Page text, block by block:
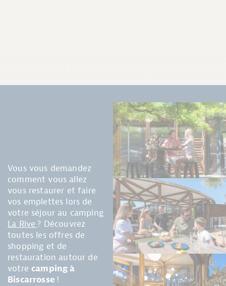
Vous vous demandez
comment vous allez
vous restaurer et faire
vos emplettes lors de
votre séjour au camping
La Rive ? Découvrez
toutes les offres de
shopping et de
restauration autour de
votre camping à
Biscarrosse !